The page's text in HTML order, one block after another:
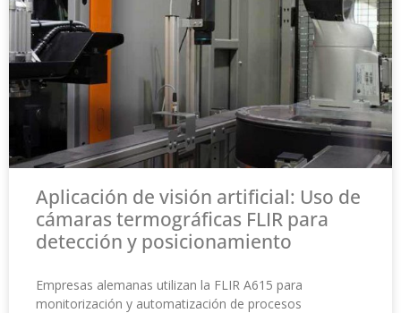
Aplicación de visión artificial: Uso de
cámaras termográficas FLIR para
detección y posicionamiento
Empresas alemanas utilizan la FLIR A615 para
monitorización y automatización de procesos